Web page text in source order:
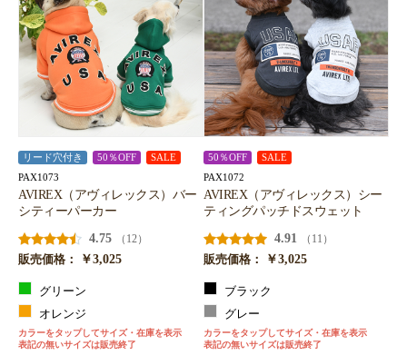
リード穴付き 50％OFF SALE
PAX1073
AVIREX（アヴィレックス）バー
シティーパーカー
4.75
（12）
販売価格：
￥3,025
グリーン
オレンジ
カラーをタップしてサイズ・在庫を表示
表記の無いサイズは販売終了
50％OFF SALE
PAX1072
AVIREX（アヴィレックス）シー
ティングパッチドスウェット
4.91
（11）
販売価格：
￥3,025
ブラック
グレー
カラーをタップしてサイズ・在庫を表示
表記の無いサイズは販売終了